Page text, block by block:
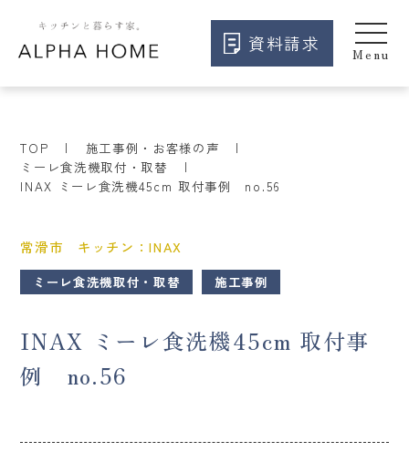
資料請求
TOP
施工事例・お客様の声
ミーレ食洗機取付・取替
INAX ミーレ食洗機45cm 取付事例 no.56
常滑市 キッチン：INAX
ミーレ食洗機取付・取替 施工事例
INAX ミーレ食洗機45cm 取付事
例 no.56